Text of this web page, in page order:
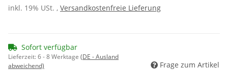
inkl. 19% USt. , Versandkostenfreie Lieferung
Sofort verfügbar
Lieferzeit:6 - 8 Werktage (DE - Ausland
abweichend)
Frage zum Artikel